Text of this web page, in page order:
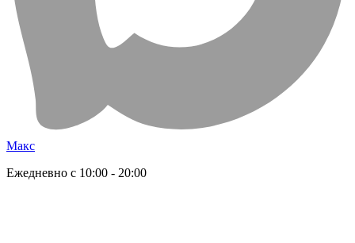
Макс
Ежедневно с 10:00 - 20:00